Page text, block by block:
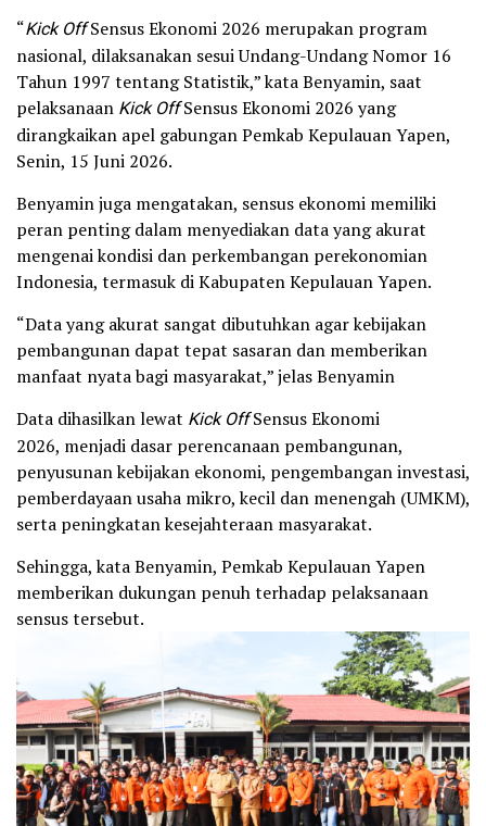
“Kick OffSensus Ekonomi 2026 merupakan program
nasional, dilaksanakan sesui Undang-Undang Nomor 16
Tahun 1997 tentang Statistik,” kata Benyamin, saat
pelaksanaan Kick OffSensus Ekonomi 2026 yang
dirangkaikan apel gabungan Pemkab Kepulauan Yapen,
Senin, 15 Juni 2026.
Benyamin juga mengatakan, sensus ekonomi memiliki
peran penting dalam menyediakan data yang akurat
mengenai kondisi dan perkembangan perekonomian
Indonesia, termasuk di Kabupaten Kepulauan Yapen.
“Data yang akurat sangat dibutuhkan agar kebijakan
pembangunan dapat tepat sasaran dan memberikan
manfaat nyata bagi masyarakat,” jelas Benyamin
Data dihasilkan lewat Kick OffSensus Ekonomi
2026, menjadi dasar perencanaan pembangunan,
penyusunan kebijakan ekonomi, pengembangan investasi,
pemberdayaan usaha mikro, kecil dan menengah (UMKM),
serta peningkatan kesejahteraan masyarakat.
Sehingga, kata Benyamin, Pemkab Kepulauan Yapen
memberikan dukungan penuh terhadap pelaksanaan
sensus tersebut.